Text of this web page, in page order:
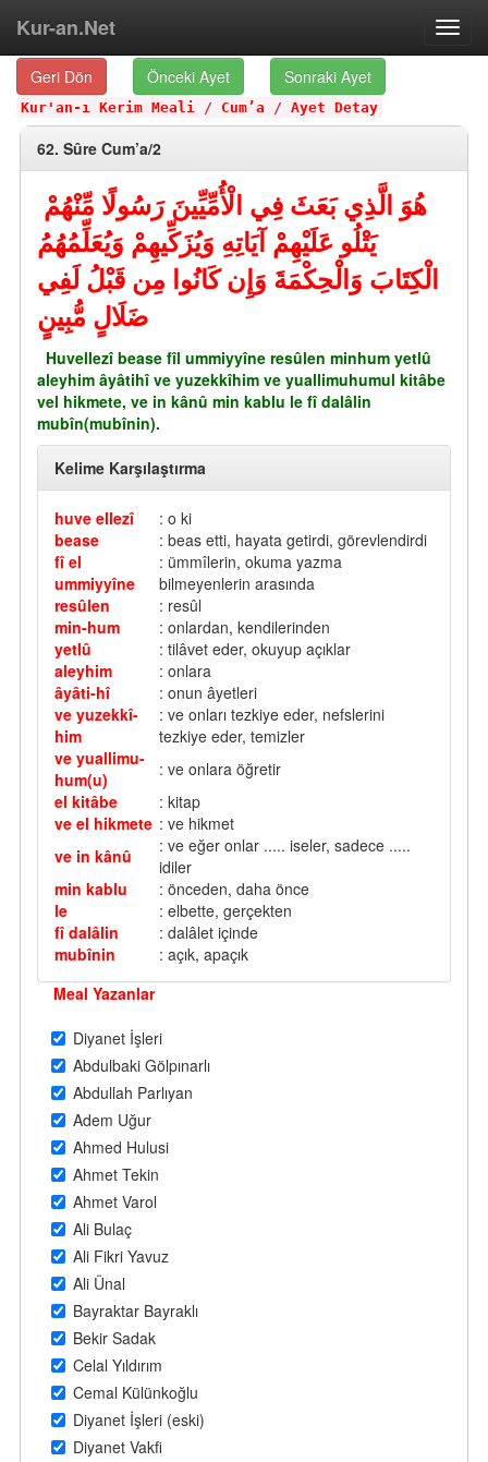
Kur-an.Net
Geri Dön Önceki Ayet Sonraki Ayet
Kur'an-ı Kerim Meali / Cum’a / Ayet Detay
62. Sûre Cum’a/2
هُوَ الَّذِي بَعَثَ فِي الْأُمِّيِّينَ رَسُولًا مِّنْهُمْ
يَتْلُو عَلَيْهِمْ آيَاتِهِ وَيُزَكِّيهِمْ وَيُعَلِّمُهُمُ
الْكِتَابَ وَالْحِكْمَةَ وَإِن كَانُوا مِن قَبْلُ لَفِي
ضَلَالٍ مُّبِينٍ
Huvellezî bease fîl ummiyyîne resûlen minhum yetlû
aleyhim âyâtihî ve yuzekkîhim ve yuallimuhumul kitâbe
vel hikmete, ve in kânû min kablu le fî dalâlin
mubîn(mubînin).
Kelime Karşılaştırma
huve ellezî
: o ki
bease
: beas etti, hayata getirdi, görevlendirdi
fî el
ummiyyîne
: ümmîlerin, okuma yazma
bilmeyenlerin arasında
resûlen
: resûl
min-hum
: onlardan, kendilerinden
yetlû
: tilâvet eder, okuyup açıklar
aleyhim
: onlara
âyâti-hî
: onun âyetleri
ve yuzekkî-
him
: ve onları tezkiye eder, nefslerini
tezkiye eder, temizler
ve yuallimu-
hum(u)
: ve onlara öğretir
el kitâbe
: kitap
ve el hikmete : ve hikmet
ve in kânû
: ve eğer onlar ..... iseler, sadece .....
idiler
min kablu
: önceden, daha önce
le
: elbette, gerçekten
fî dalâlin
: dalâlet içinde
mubînin
: açık, apaçık
Meal Yazanlar
Diyanet İşleri
Abdulbaki Gölpınarlı
Abdullah Parlıyan
Adem Uğur
Ahmed Hulusi
Ahmet Tekin
Ahmet Varol
Ali Bulaç
Ali Fikri Yavuz
Ali Ünal
Bayraktar Bayraklı
Bekir Sadak
Celal Yıldırım
Cemal Külünkoğlu
Diyanet İşleri (eski)
Diyanet Vakfi